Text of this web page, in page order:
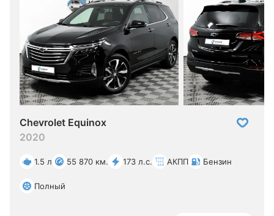
Chevrolet Equinox
2020
1.5 л 55 870 км. 173 л.с. АКПП Бензин
Полный